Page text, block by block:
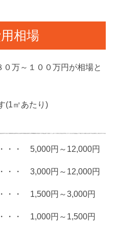
相場
万～１００万円が相場と
(1㎡あたり)
5,000円～12,000円
・ 3,000円～12,000円
円～3,000円
円～1,500円